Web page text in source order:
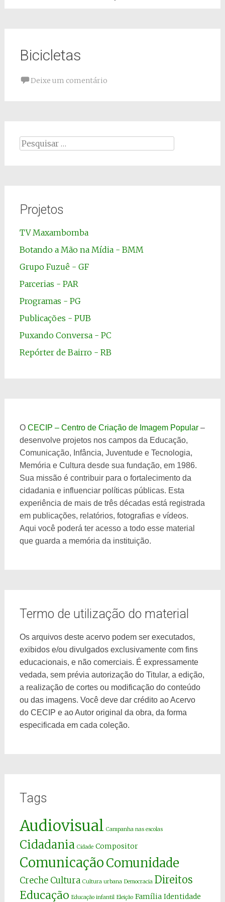
Bicicletas
Deixe um comentário
Pesquisar
por:
Projetos
TV Maxambomba
Botando a Mão na Mídia - BMM
Grupo Fuzuê - GF
Parcerias - PAR
Programas - PG
Publicações - PUB
Puxando Conversa - PC
Repórter de Bairro - RB
O CECIP – Centro de Criação de Imagem Popular –
desenvolve projetos nos campos da Educação,
Comunicação, Infância, Juventude e Tecnologia,
Memória e Cultura desde sua fundação, em 1986.
Sua missão é contribuir para o fortalecimento da
cidadania e influenciar políticas públicas. Esta
experiência de mais de três décadas está registrada
em publicações, relatórios, fotografias e vídeos.
Aqui você poderá ter acesso a todo esse material
que guarda a memória da instituição.
Termo de utilização do material
Os arquivos deste acervo podem ser executados,
exibidos e/ou divulgados exclusivamente com fins
educacionais, e não comerciais. É expressamente
vedada, sem prévia autorização do Titular, a edição,
a realização de cortes ou modificação do conteúdo
ou das imagens. Você deve dar crédito ao Acervo
do CECIP e ao Autor original da obra, da forma
especificada em cada coleção.
Tags
Audiovisual Campanha nas escolas
Cidadania Cidade Compositor
ComunicaçãoComunidade
Creche Cultura Cultura urbana Democracia Direitos
Educação Educação infantil Eleição Família Identidade